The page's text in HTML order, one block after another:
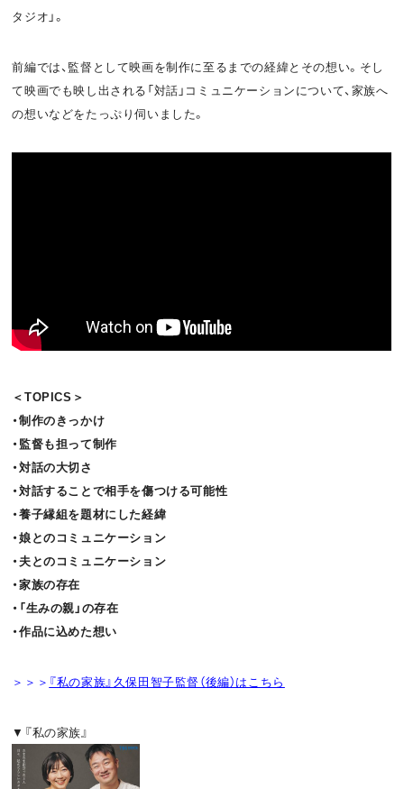
タジオ」。
前編では、監督として映画を制作に至るまでの経緯とその想い。そし
て映画でも映し出される「対話」コミュニケーションについて、家族へ
の想いなどをたっぷり伺いました。
＜TOPICS＞
・制作のきっかけ
・監督も担って制作
・対話の大切さ
・対話することで相手を傷つける可能性
・養子縁組を題材にした経緯
・娘とのコミュニケーション
・夫とのコミュニケーション
・家族の存在
・「生みの親」の存在
・作品に込めた想い
＞＞＞ 『私の家族』久保田智子監督（後編）はこちら
▼『私の家族』